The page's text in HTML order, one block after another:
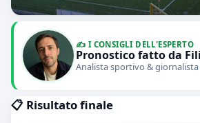
✍️ I CONSIGLI DELL'ESPERTO
Pronostico fatto da
Analista sportivo & giornalista
📋 Risultato finale